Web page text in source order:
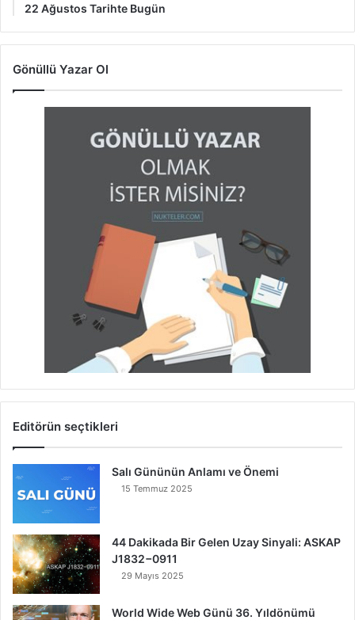
22 Ağustos Tarihte Bugün
Gönüllü Yazar Ol
Editörün seçtikleri
Salı Gününün Anlamı ve Önemi
15 Temmuz 2025
44 Dakikada Bir Gelen Uzay Sinyali: ASKAP
J1832−0911
29 Mayıs 2025
World Wide Web Günü 36. Yıldönümü